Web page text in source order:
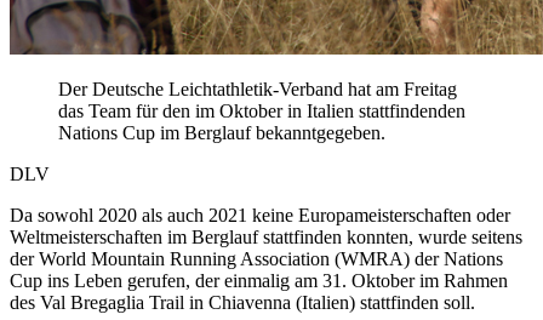
Der Deutsche Leichtathletik-Verband hat am Freitag
das Team für den im Oktober in Italien stattfindenden
Nations Cup im Berglauf bekanntgegeben.
DLV
Da sowohl 2020 als auch 2021 keine Europameisterschaften oder
Weltmeisterschaften im Berglauf stattfinden konnten, wurde seitens
der World Mountain Running Association (WMRA) der Nations
Cup ins Leben gerufen, der einmalig am 31. Oktober im Rahmen
des Val Bregaglia Trail in Chiavenna (Italien) stattfinden soll.